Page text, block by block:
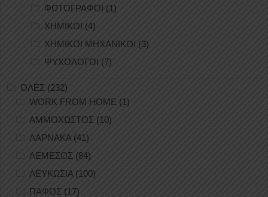
ΦΩΤΟΓΡΑΦΟΙ (1)
ΧΗΜΙΚΟΙ (4)
ΧΗΜΙΚΟΙ ΜΗΧΑΝΙΚΟΙ (3)
ΨΥΧΟΛΟΓΟΙ (7)
ΟΛΕΣ (232)
WORK FROM HOME (1)
ΑΜΜΟΧΩΣΤΟΣ (10)
ΛΑΡΝΑΚΑ (41)
ΛΕΜΕΣΟΣ (84)
ΛΕΥΚΩΣΙΑ(100)
ΠΑΦΟΣ (17)